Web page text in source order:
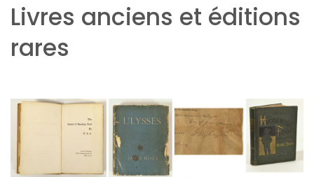
Livres anciens et éditions
rares